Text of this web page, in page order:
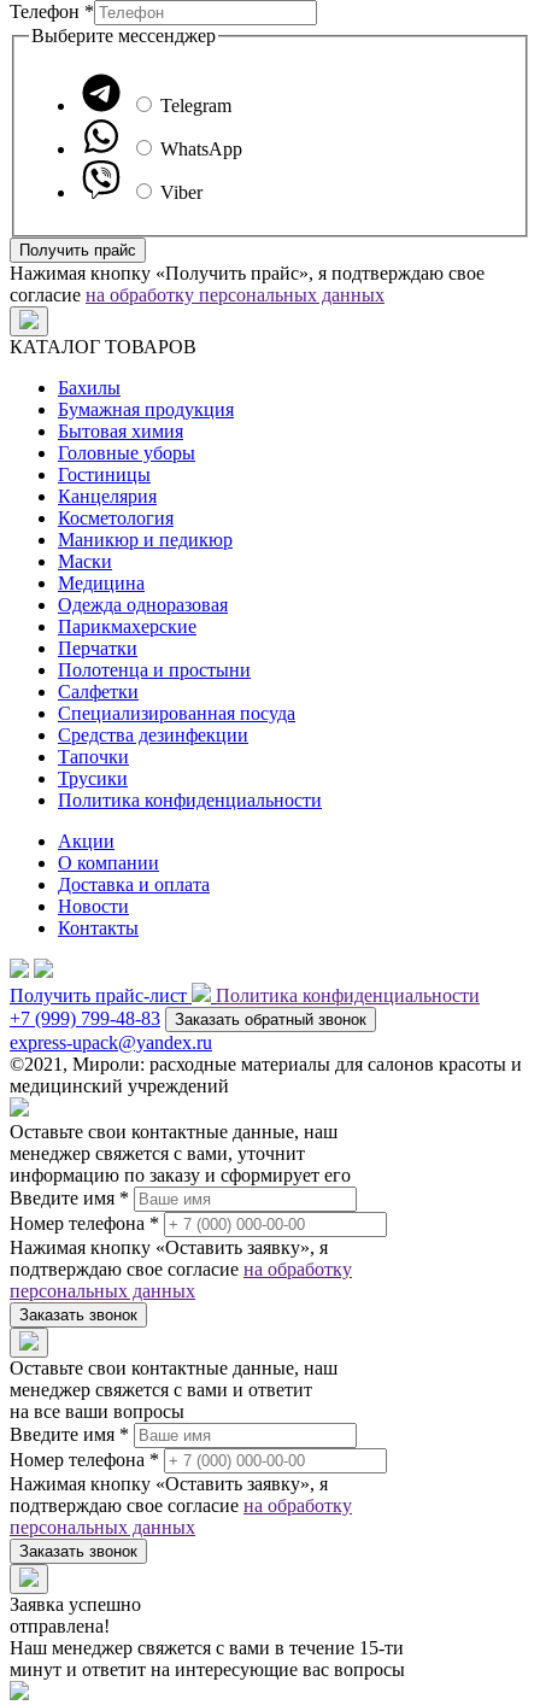
Телефон *
мессенджер
Выберите мессенджер
Telegram
WhatsApp
Viber
Получить прайс
Нажимая кнопку «Получить прайс», я подтверждаю свое
согласие на обработку персональных данных
КАТАЛОГ ТОВАРОВ
Бахилы
Бумажная продукция
Бытовая химия
Головные уборы
Гостиницы
Канцелярия
Косметология
Маникюр и педикюр
Маски
Медицина
Одежда одноразовая
Парикмахерские
Перчатки
Полотенца и простыни
Салфетки
Специализированная посуда
Средства дезинфекции
Тапочки
Трусики
Политика конфиденциальности
Акции
О компании
Доставка и оплата
Новости
Контакты
Получить прайс-лист
Политика конфиденциальности
+7 (999) 799-48-83
Заказать обратный звонок
express-upack@yandex.ru
©2021, Мироли: расходные материалы для салонов красоты и
медицинский учреждений
Оставьте свои контактные данные, наш
менеджер свяжется с вами, уточнит
информацию по заказу и сформирует его
Введите имя *
Номер телефона *
Нажимая кнопку «Оставить заявку», я
подтверждаю свое согласие на обработку
персональных данных
Заказать звонок
Оставьте свои контактные данные, наш
менеджер свяжется с вами и ответит
на все ваши вопросы
Введите имя *
Номер телефона *
Нажимая кнопку «Оставить заявку», я
подтверждаю свое согласие на обработку
персональных данных
Заказать звонок
Заявка успешно
отправлена!
Наш менеджер свяжется с вами в течение 15-ти
минут и ответит на интересующие вас вопросы